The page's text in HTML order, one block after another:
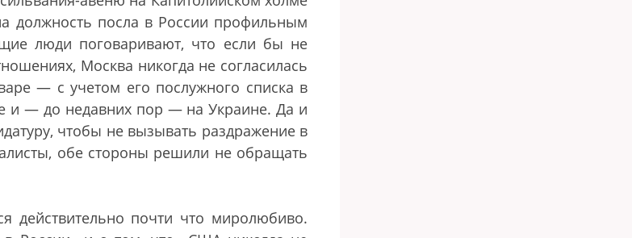
должность посла в России профильным
люди поговаривают, что если бы не
Москва никогда не согласилась
— с учетом его послужного списка в
и — до недавних пор — на Украине. Да и
чтобы не вызывать раздражение в
обе стороны решили не обращать
действительно почти что миролюбиво.